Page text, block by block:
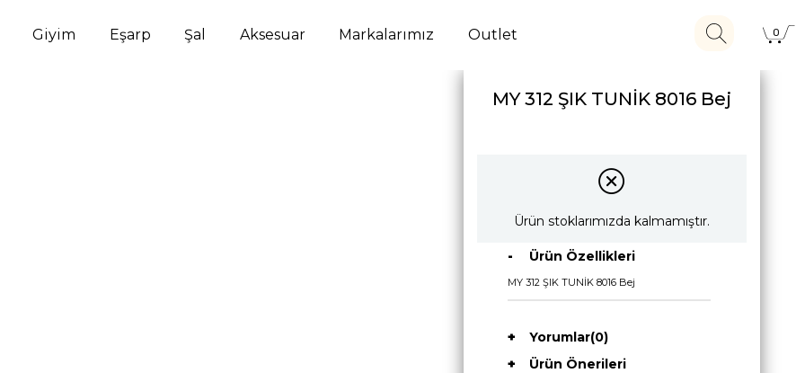
Giyim Eşarp Şal Aksesuar Markalarımız Outlet 0
MY 312 ŞIK TUNİK 8016 Bej
Ürün stoklarımızda kalmamıştır.
Ürün Özellikleri
MY 312 ŞIK TUNİK 8016 Bej
Yorumlar(0)
Ürün Önerileri